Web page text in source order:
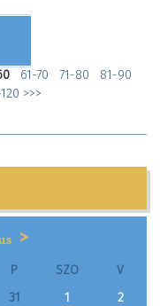
>
P SZO
V
31 1
2
61-70 71-80
81-90
>>>